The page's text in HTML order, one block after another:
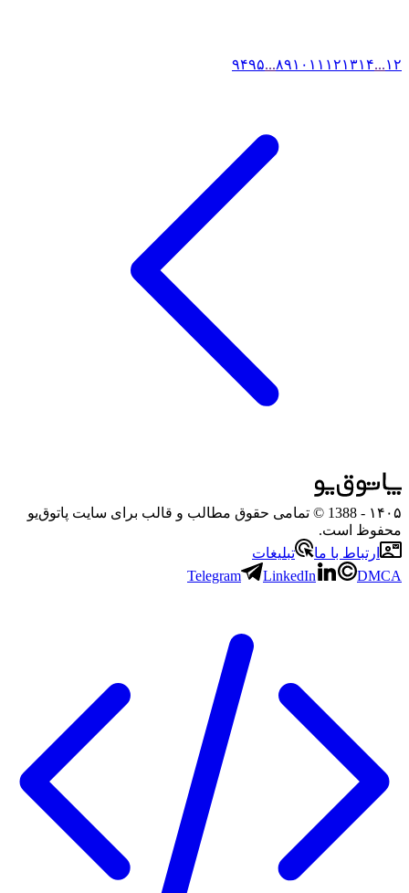
۱۲ ... ۸۹۱۰ ۱۱ ۱۲۱۳۱۴ ... ۹۴۹۵
۱۴۰۵
- 1388 © تمامی حقوق مطالب و قالب برای سایت پاتوق‌یو
محفوظ است.
ارتباط با ما
تبلیغات
Telegram
LinkedIn DMCA